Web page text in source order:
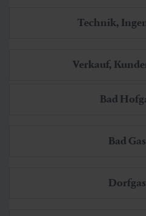
Technik,
Verkauf,
Bad
Bad